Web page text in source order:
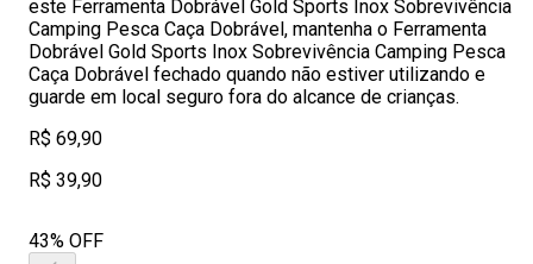
este Ferramenta Dobrável Gold Sports Inox Sobrevivência
Camping Pesca Caça Dobrável, mantenha o Ferramenta
Dobrável Gold Sports Inox Sobrevivência Camping Pesca
Caça Dobrável fechado quando não estiver utilizando e
guarde em local seguro fora do alcance de crianças.
R$ 69,90
R$ 39,90
43% OFF